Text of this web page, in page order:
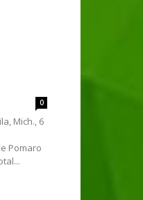
0
Mich., 6
Pomaro